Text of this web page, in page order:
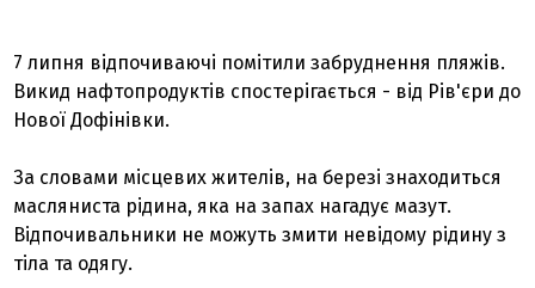
7 липня відпочиваючі помітили забруднення пляжів.
Викид нафтопродуктів спостерігається - від Рів'єри до
Нової Дофінівки.
За словами місцевих жителів, на березі знаходиться
масляниста рідина, яка на запах нагадує мазут.
Відпочивальники не можуть змити невідому рідину з
тіла та одягу.